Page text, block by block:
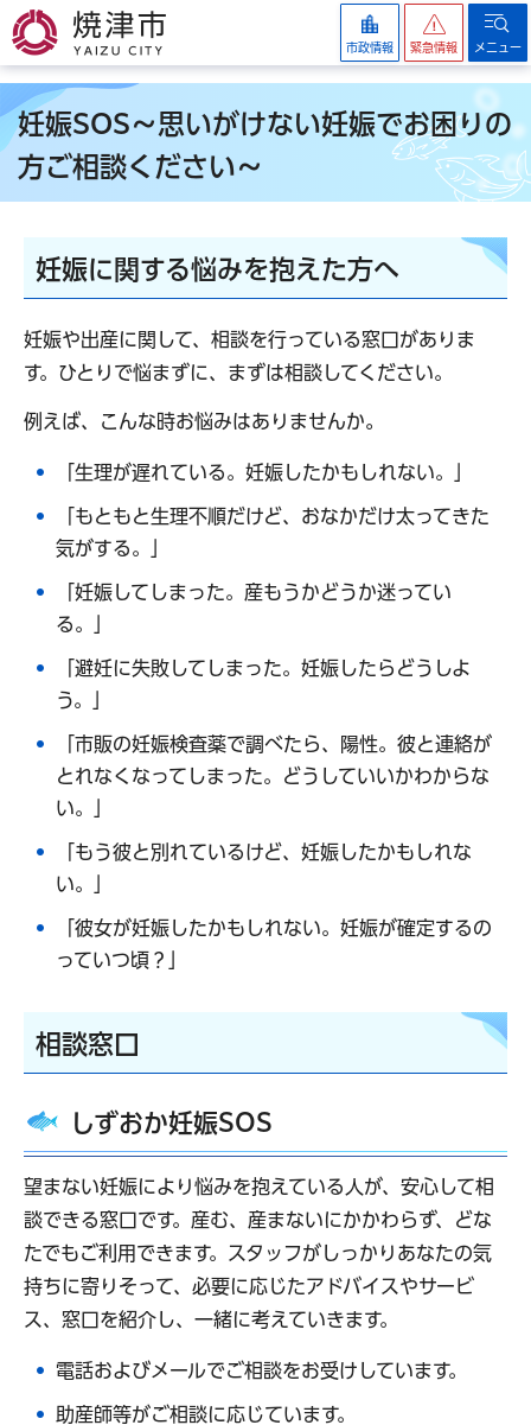
焼津市
市政情報 緊急情報 メニュー
妊娠SOS～思いがけない妊娠でお困りの
方ご相談ください～
妊娠に関する悩みを抱えた方へ
妊娠や出産に関して、相談を行っている窓口がありま
す。ひとりで悩まずに、まずは相談してください。
例えば、こんな時お悩みはありませんか。
「生理が遅れている。妊娠したかもしれない。」
「もともと生理不順だけど、おなかだけ太ってきた
気がする。」
「妊娠してしまった。産もうかどうか迷ってい
る。」
「避妊に失敗してしまった。妊娠したらどうしよ
う。」
「市販の妊娠検査薬で調べたら、陽性。彼と連絡が
とれなくなってしまった。どうしていいかわからな
い。」
「もう彼と別れているけど、妊娠したかもしれな
い。」
「彼女が妊娠したかもしれない。妊娠が確定するの
っていつ頃？」
相談窓口
しずおか妊娠SOS
望まない妊娠により悩みを抱えている人が、安心して相
談できる窓口です。産む、産まないにかかわらず、どな
たでもご利用できます。スタッフがしっかりあなたの気
持ちに寄りそって、必要に応じたアドバイスやサービ
ス、窓口を紹介し、一緒に考えていきます。
電話およびメールでご相談をお受けしています。
助産師等がご相談に応じています。